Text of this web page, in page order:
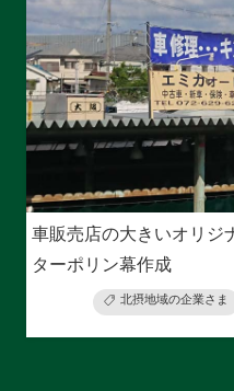
車販売店の大きいオリジ
ターポリン幕作成
北摂地域の企業さま